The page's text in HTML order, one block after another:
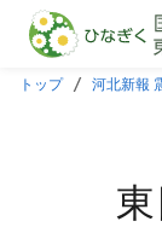
本文に飛ぶ
トップ 河北新報